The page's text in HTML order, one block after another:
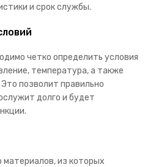
и срок службы.
четко определить условия
температура, а также
позволит правильно
долго и будет
из которых